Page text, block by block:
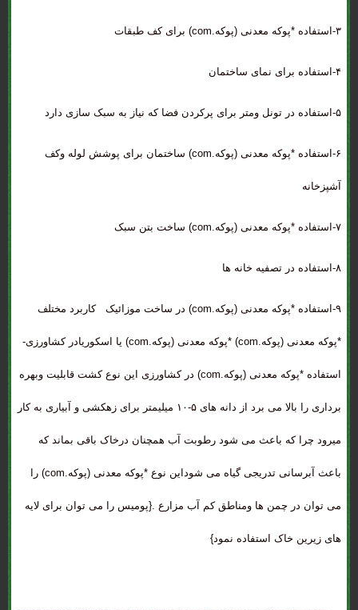
۳-استفاده *پوکه معدنی (پوکه.com) برای کف طبقات
۴-استفاده برای نمای ساختمان
۵-استفاده در تونل ومتر برای پرکردن فضا که نیاز به سبک سازی دارد
۶-استفاده *پوکه معدنی (پوکه.com) ساختمان برای پوشش لوله وکف
آشپزخانه
۷-استفاده *پوکه معدنی (پوکه.com) ساخت بتن سبک
۸-استفاده در تصفیه خانه ها
۹-استفاده *پوکه معدنی (پوکه.com) در ساخت موزائیک کاربرد مختلف
*پوکه معدنی (پوکه.com) *پوکه معدنی (پوکه.com) یا اسکوریادر کشاورزی-
استفاده *پوکه معدنی (پوکه.com) در کشاورزی این نوع کشت قابلیت وبهره
برداری را بالا می برد از دانه های ۵-۱۰ میلیمتر برای زهکشی و آبیاری به کار
میرود چرا که باعث می شود رطوبت آب همچنان درخاک باقی بماند که
باعث آبرسانی تدریجی گیاه می شوداین نوع *پوکه معدنی (پوکه.com) را
می توان در چمن ها ومناطق کم آب مزارع .{پومیس را می توان برای لایه
های زیرین خاک استفاده نمود}